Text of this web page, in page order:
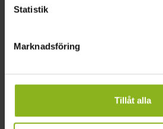
Statistik
Marknadsföring
Tillåt alla